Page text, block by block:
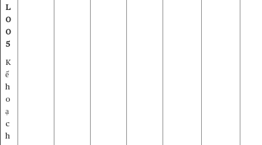
L
0
0
5
K
ế
h
o
ạ
c
h